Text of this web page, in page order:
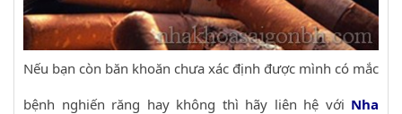
Nếu bạn còn băn khoăn chưa xác định được mình có mắc
bệnh nghiến răng hay không thì hãy liên hệ với Nha